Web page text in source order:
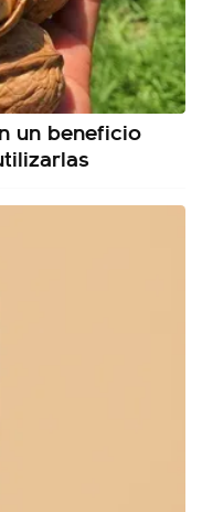
un beneficio